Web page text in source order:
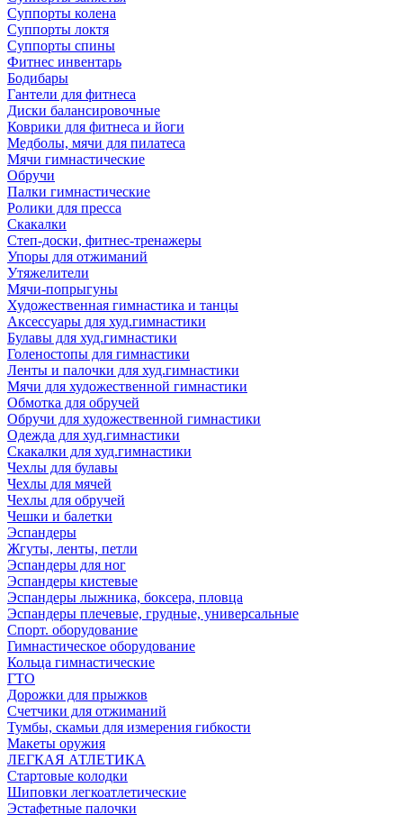
Суппорты колена
Суппорты локтя
Суппорты спины
Фитнес инвентарь
Бодибары
Гантели для фитнеса
Диски балансировочные
Коврики для фитнеса и йоги
Медболы, мячи для пилатеса
Мячи гимнастические
Обручи
Палки гимнастические
Ролики для пресса
Скакалки
Степ-доски, фитнес-тренажеры
Упоры для отжиманий
Утяжелители
Мячи-попрыгуны
Художественная гимнастика и танцы
Аксессуары для худ.гимнастики
Булавы для худ.гимнастики
Голеностопы для гимнастики
Ленты и палочки для худ.гимнастики
Мячи для художественной гимнастики
Обмотка для обручей
Обручи для художественной гимнастики
Одежда для худ.гимнастики
Скакалки для худ.гимнастики
Чехлы для булавы
Чехлы для мячей
Чехлы для обручей
Чешки и балетки
Эспандеры
Жгуты, ленты, петли
Эспандеры для ног
Эспандеры кистевые
Эспандеры лыжника, боксера, пловца
Эспандеры плечевые, грудные, универсальные
Спорт. оборудование
Гимнастическое оборудование
Кольца гимнастические
ГТО
Дорожки для прыжков
Счетчики для отжиманий
Тумбы, скамьи для измерения гибкости
Макеты оружия
ЛЕГКАЯ АТЛЕТИКА
Стартовые колодки
Шиповки легкоатлетические
Эстафетные палочки